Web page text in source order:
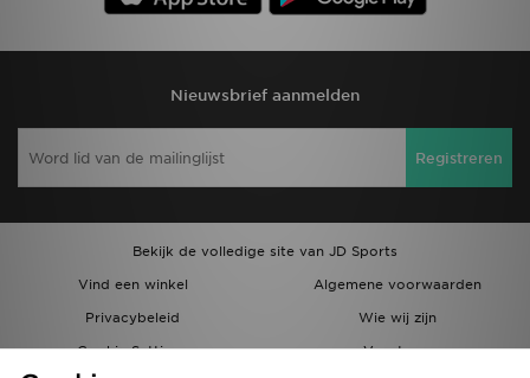
Nieuwsbrief aanmelden
Registreren
Bekijk de volledige site van JD Sports
Vind een winkel
Algemene voorwaarden
Privacybeleid
Wie wij zijn
Cookie Settings
Vacatures